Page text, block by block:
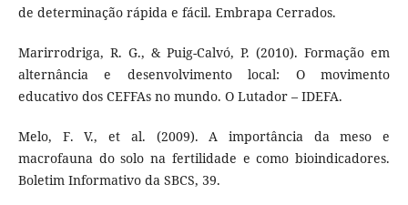
de determinação rápida e fácil. Embrapa Cerrados.
Marirrodriga, R. G., & Puig-Calvó, P. (2010). Formação em
alternância e desenvolvimento local: O movimento
educativo dos CEFFAs no mundo. O Lutador – IDEFA.
Melo, F. V., et al. (2009). A importância da meso e
macrofauna do solo na fertilidade e como bioindicadores.
Boletim Informativo da SBCS, 39.